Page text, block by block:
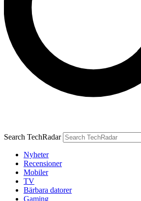
Search TechRadar
Nyheter
Recensioner
Mobiler
TV
Bärbara datorer
Gaming